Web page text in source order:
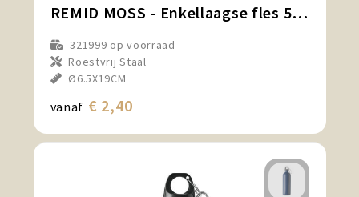
REMID MOSS - Enkellaagse fles 500ml
321999 op voorraad
Roestvrij Staal
Ø6.5X19CM
vanaf € 2,40